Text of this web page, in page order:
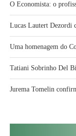
O Economista: o
Lucas Lautert Dezordi
Uma homenagem do
Tatiani Sobrinho Del
Jurema Tomelin